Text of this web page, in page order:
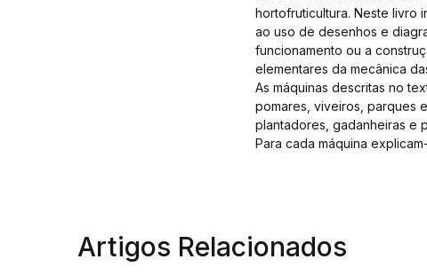
hortofruticultura. Neste livro
ao uso de desenhos e
funcionamento ou a
elementares da mecânica
As máquinas descritas no
pomares, viveiros, parques
plantadores, gadanheiras e
Para cada máquina
Artigos Relacionados